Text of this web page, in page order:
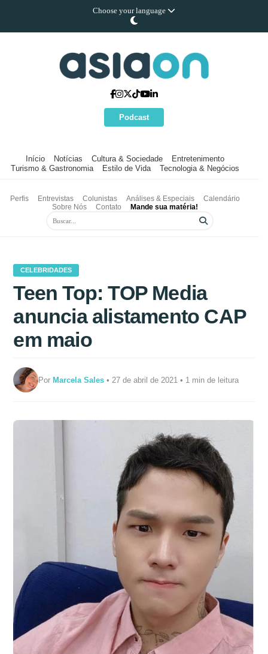
Choose your language
Podcast
Início Notícias Cultura & Sociedade
Entretenimento
Turismo & Gastronomia
Estilo de Vida Tecnologia & Negócios
Perfis Entrevistas Colunistas Análises & Especiais
Calendário
Sobre Nós
Contato Mande sua matéria!
CELEBRIDADES
Teen Top: TOP Media
anuncia alistamento CAP
em maio
PorMarcela Sales • 27 de abril de 2021 • 1 min de leitura